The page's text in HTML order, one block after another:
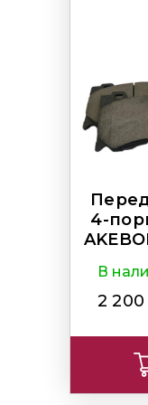
4-
В
2 200